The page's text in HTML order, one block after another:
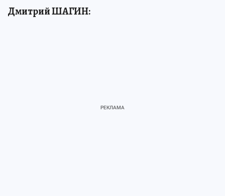
Дмитрий ШАГИН: